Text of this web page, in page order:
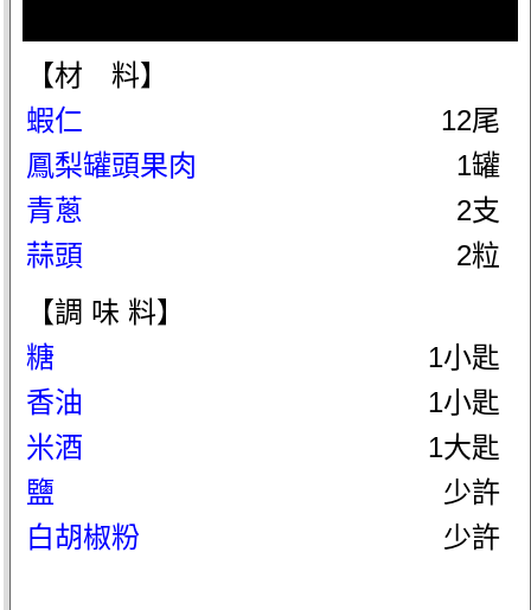
【材 料】
蝦仁
12尾
鳳梨罐頭果肉
1罐
青蔥
2支
蒜頭
2粒
【調 味 料】
糖
1小匙
香油
1小匙
米酒
1大匙
鹽
少許
白胡椒粉
少許